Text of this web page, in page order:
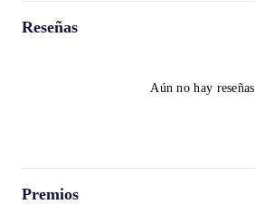
Reseñas
Aún no hay reseñas
Premios